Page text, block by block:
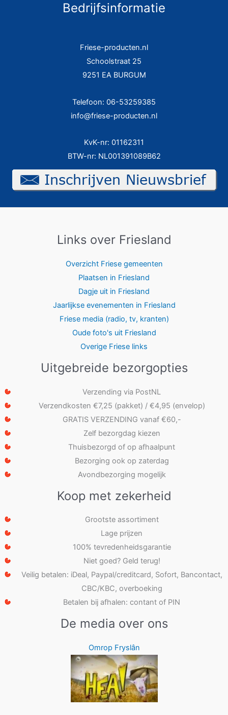
Bedrijfsinformatie
Friese-producten.nl
Schoolstraat 25
9251 EA BURGUM
Telefoon: 06-53259385
info@friese-producten.nl
KvK-nr: 01162311
BTW-nr: NL001391089B62
Links over Friesland
Overzicht Friese gemeenten
Plaatsen in Friesland
Dagje uit in Friesland
Jaarlijkse evenementen in Friesland
Friese media (radio, tv, kranten)
Oude foto's uit Friesland
Overige Friese links
Uitgebreide bezorgopties
Verzending via PostNL
Verzendkosten €7,25 (pakket) / €4,95 (envelop)
GRATIS VERZENDING vanaf €60,-
Zelf bezorgdag kiezen
Thuisbezorgd of op afhaalpunt
Bezorging ook op zaterdag
Avondbezorging mogelijk
Koop met zekerheid
Grootste assortiment
Lage prijzen
100% tevredenheidsgarantie
Niet goed? Geld terug!
Veilig betalen: iDeal, Paypal/creditcard, Sofort, Bancontact,
CBC/KBC, overboeking
Betalen bij afhalen: contant of PIN
De media over ons
Omrop Fryslân